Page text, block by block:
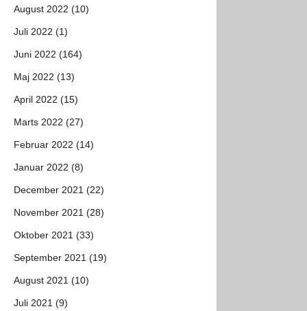
August 2022 (10)
Juli 2022 (1)
Juni 2022 (164)
Maj 2022 (13)
April 2022 (15)
Marts 2022 (27)
Februar 2022 (14)
Januar 2022 (8)
December 2021 (22)
November 2021 (28)
Oktober 2021 (33)
September 2021 (19)
August 2021 (10)
Juli 2021 (9)